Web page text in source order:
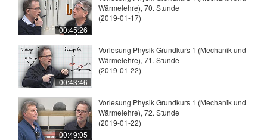
00:45:26
Wärmelehre), 70. Stunde
(2019-01-17)
00:43:46
Vorlesung Physik Grundkurs 1 (Mechanik und
Wärmelehre), 71. Stunde
(2019-01-22)
00:49:05
Vorlesung Physik Grundkurs 1 (Mechanik und
Wärmelehre), 72. Stunde
(2019-01-22)